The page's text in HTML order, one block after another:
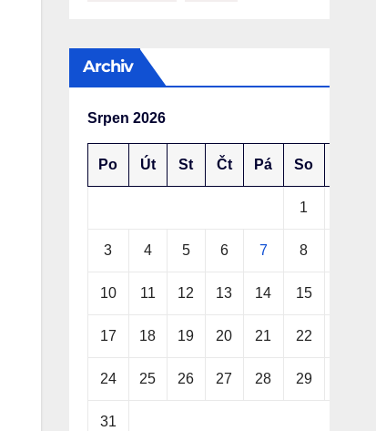
Archiv
Srpen 2026
Po Út St Čt Pá So
1
3 4 5 6 7 8
10 11 12 13 14 15
17 18 19 20 21 22
24 25 26 27 28 29
31